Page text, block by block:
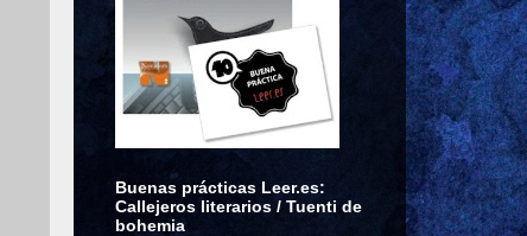
Buenas prácticas Leer.es:
Callejeros literarios / Tuenti de
bohemia